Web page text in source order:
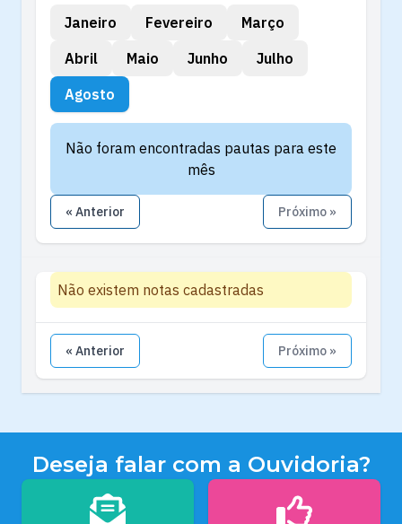
Janeiro Fevereiro
Março
Abril
Maio Junho
Julho
Agosto
Não foram encontradas pautas para este
mês
« Anterior Próximo »
Não existem notas cadastradas
« Anterior Próximo »
Deseja falar com a Ouvidoria?